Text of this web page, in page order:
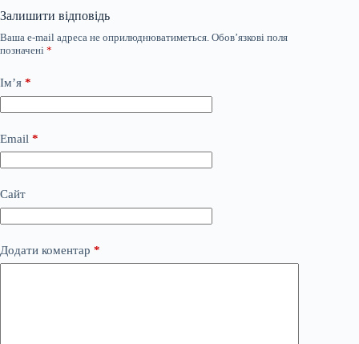
Залишити відповідь
Ваша e-mail адреса не оприлюднюватиметься. Обов’язкові поля
позначені *
Ім’я *
Email *
Сайт
Додати коментар *